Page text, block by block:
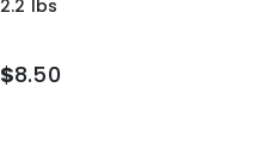
2.2 lbs
$8.50